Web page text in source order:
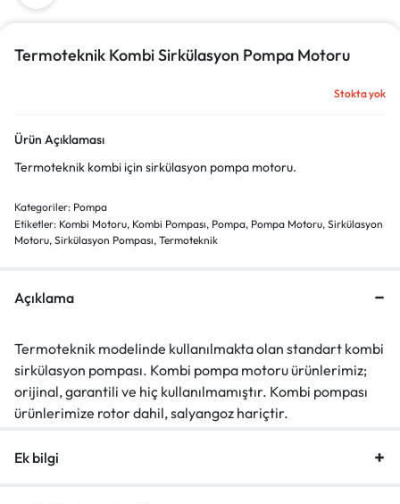
Termoteknik Kombi Sirkülasyon Pompa Motoru
Stokta yok
Ürün Açıklaması
Termoteknik kombi için sirkülasyon pompa motoru.
Kategoriler: Pompa
Etiketler: Kombi Motoru, Kombi Pompası, Pompa, Pompa Motoru, Sirkülasyon
Motoru, Sirkülasyon Pompası, Termoteknik
Açıklama
Termoteknik modelinde kullanılmakta olan standart kombi
sirkülasyon pompası. Kombi pompa motoru ürünlerimiz;
orijinal, garantili ve hiç kullanılmamıştır. Kombi pompası
ürünlerimize rotor dahil, salyangoz hariçtir.
Ek bilgi